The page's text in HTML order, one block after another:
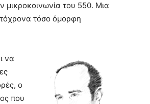
μικροκοινωνία του 550. Μια
τόσο όμορφη
να
ο
που